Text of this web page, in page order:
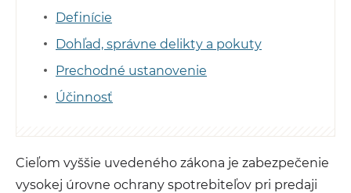
Definície
Dohľad, správne delikty a pokuty
Prechodné ustanovenie
Účinnosť
Cieľom vyššie uvedeného zákona je zabezpečenie
vysokej úrovne ochrany spotrebiteľov pri predaji